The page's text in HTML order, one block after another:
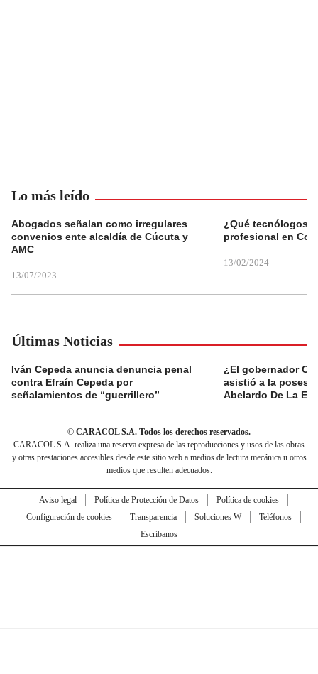
Lo más leído
Abogados señalan como irregulares
convenios ente alcaldía de Cúcuta y
AMC
13/07/2023
¿Qué tecnólogos
profesional en
13/02/2024
Últimas Noticias
Iván Cepeda anuncia denuncia penal
contra Efraín Cepeda por
señalamientos de “guerrillero”
¿El gobernador
asistió a la
Abelardo De La
© CARACOL S.A. Todos los derechos reservados.
CARACOL S.A. realiza una reserva expresa de las reproducciones y usos de las obras
y otras prestaciones accesibles desde este sitio web a medios de lectura mecánica u otros
medios que resulten adecuados.
Aviso legal Política de Protección de Datos
Política de cookies
Configuración de cookies
Transparencia Soluciones W
Teléfonos
Escríbanos